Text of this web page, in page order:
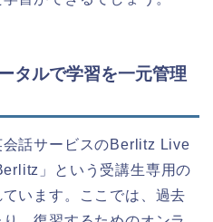
タルで学習を一元管理
話サービスのBerlitz Live
」という受講生専用の
います。ここでは、過去